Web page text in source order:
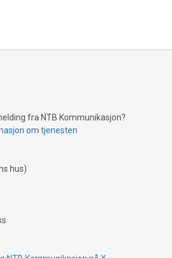
fra NTB Kommunikasjon?
om tjenesten
hus)